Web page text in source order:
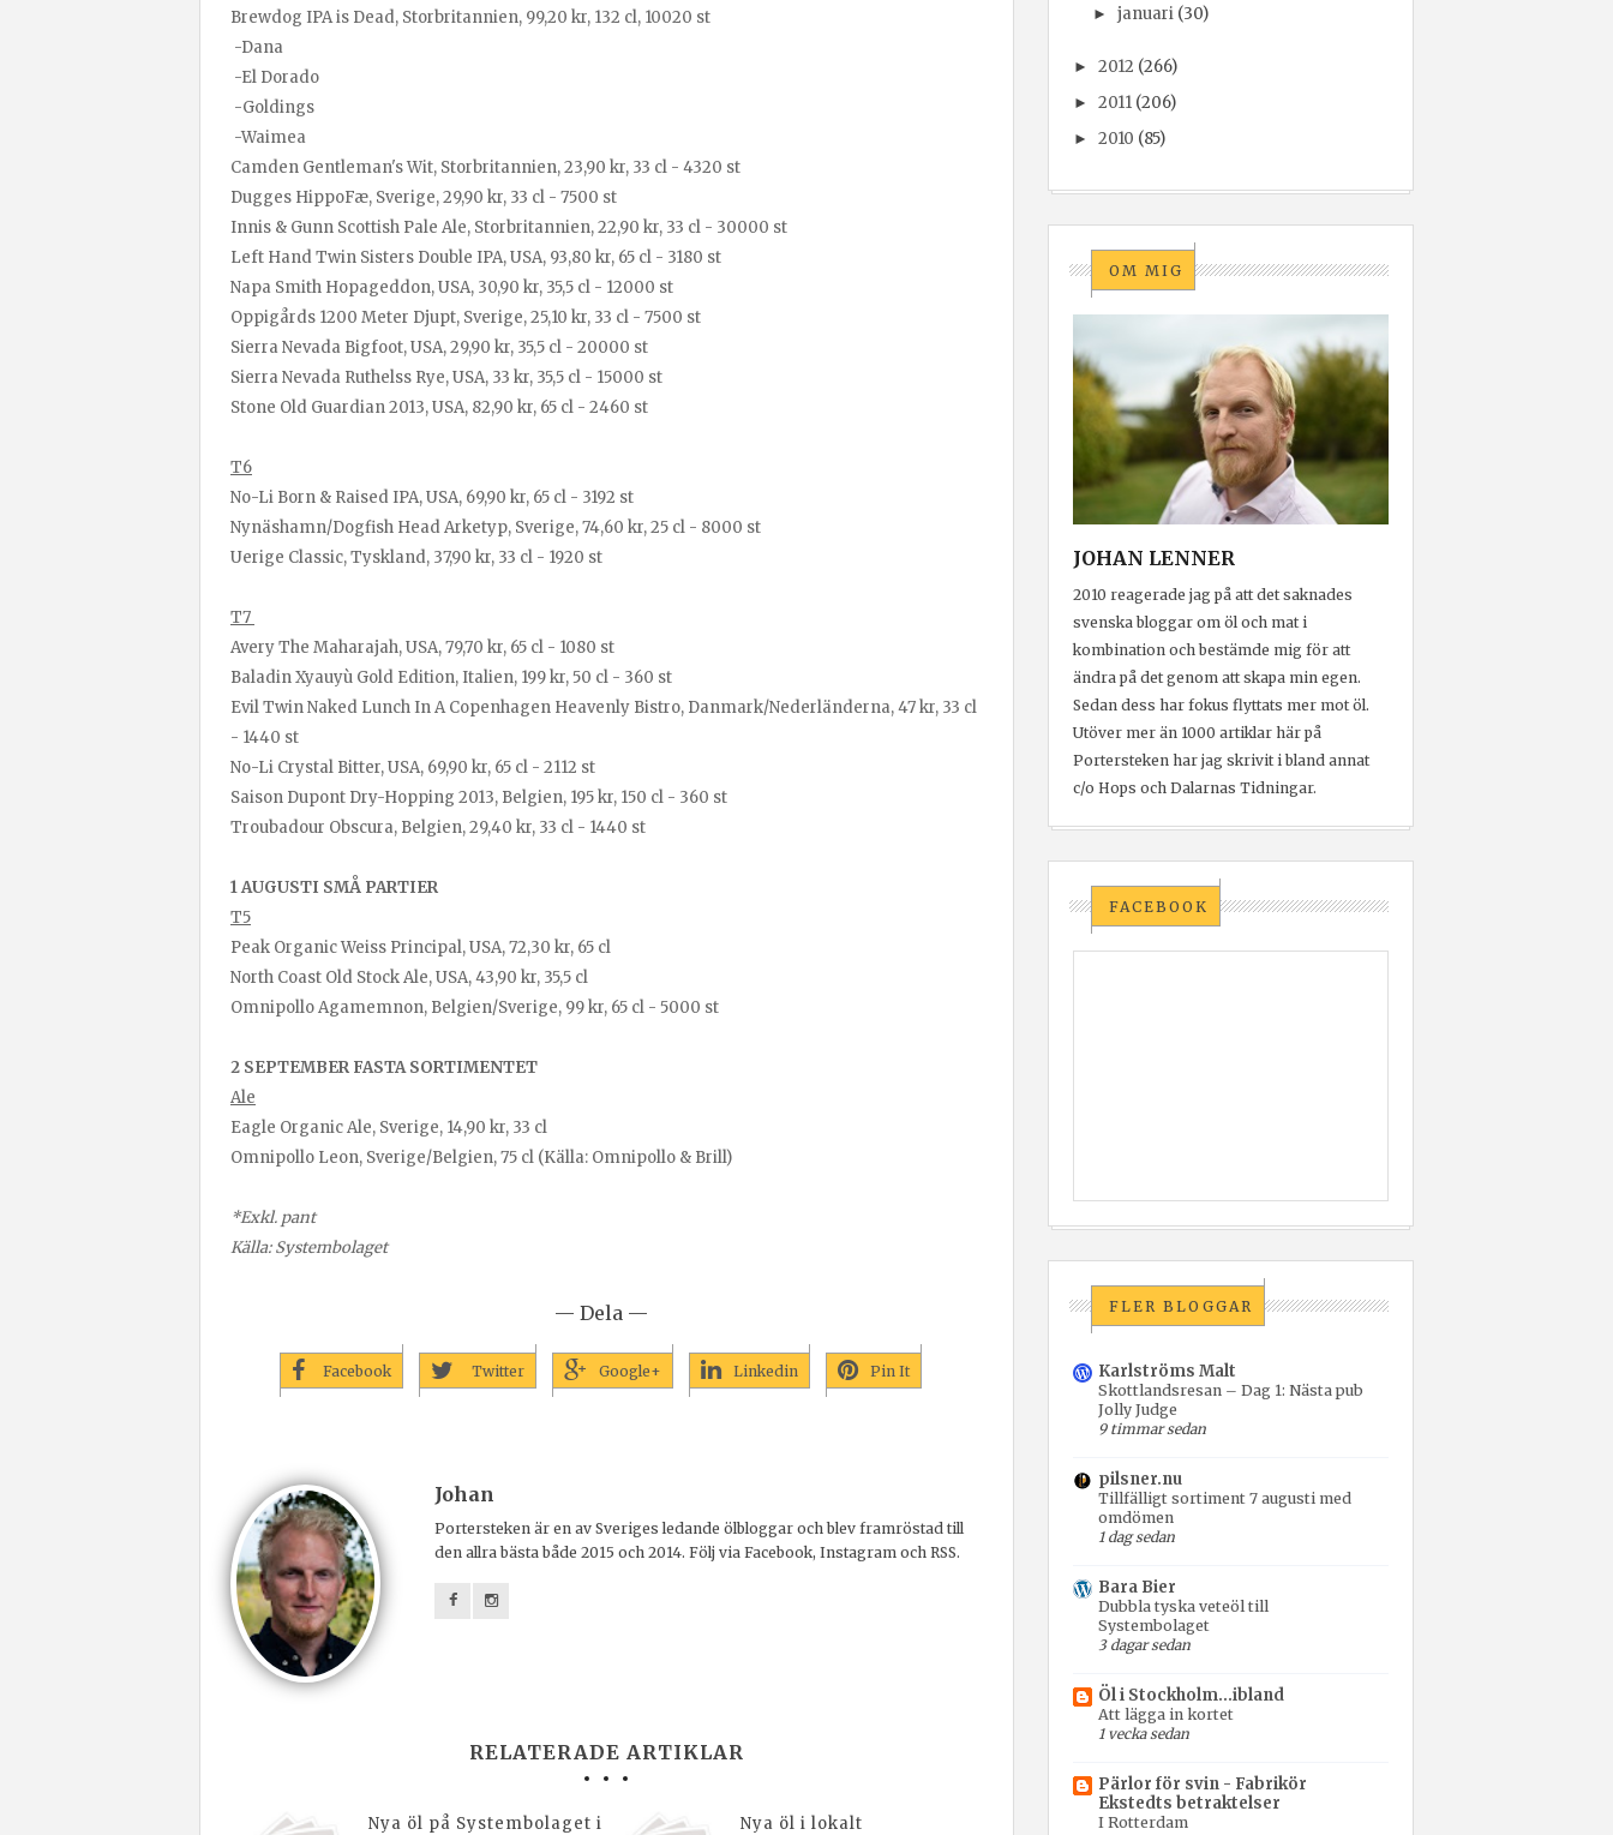
Brewdog IPA is Dead, Storbritannien, 99,20 kr, 132 cl, 10020 st
-Dana
-El Dorado
-Goldings
-Waimea
Camden Gentleman's Wit, Storbritannien, 23,90 kr, 33 cl - 4320 st
Dugges HippoFæ, Sverige, 29,90 kr, 33 cl - 7500 st
Innis & Gunn Scottish Pale Ale, Storbritannien, 22,90 kr, 33 cl - 30000 st
Left Hand Twin Sisters Double IPA, USA, 93,80 kr, 65 cl - 3180 st
Napa Smith Hopageddon, USA, 30,90 kr, 35,5 cl - 12000 st
Oppigårds 1200 Meter Djupt, Sverige, 25,10 kr, 33 cl - 7500 st
Sierra Nevada Bigfoot, USA, 29,90 kr, 35,5 cl - 20000 st
Sierra Nevada Ruthelss Rye, USA, 33 kr, 35,5 cl - 15000 st
Stone Old Guardian 2013, USA, 82,90 kr, 65 cl - 2460 st
T6
No-Li Born & Raised IPA, USA, 69,90 kr, 65 cl - 3192 st
Nynäshamn/Dogfish Head Arketyp, Sverige, 74,60 kr, 25 cl - 8000 st
Uerige Classic, Tyskland, 37,90 kr, 33 cl - 1920 st
T7
Avery The Maharajah, USA, 79,70 kr, 65 cl - 1080 st
Baladin Xyauyù Gold Edition, Italien, 199 kr, 50 cl - 360 st
Evil Twin Naked Lunch In A Copenhagen Heavenly Bistro, Danmark/Nederländerna, 47 kr, 33 cl
- 1440 st
No-Li Crystal Bitter, USA, 69,90 kr, 65 cl - 2112 st
Saison Dupont Dry-Hopping 2013, Belgien, 195 kr, 150 cl - 360 st
Troubadour Obscura, Belgien, 29,40 kr, 33 cl - 1440 st
1 AUGUSTI SMÅ PARTIER
T5
Peak Organic Weiss Principal, USA, 72,30 kr, 65 cl
North Coast Old Stock Ale, USA, 43,90 kr, 35,5 cl
Omnipollo Agamemnon, Belgien/Sverige, 99 kr, 65 cl - 5000 st
2 SEPTEMBER FASTA SORTIMENTET
Ale
Eagle Organic Ale, Sverige, 14,90 kr, 33 cl
Omnipollo Leon, Sverige/Belgien, 75 cl (Källa: Omnipollo & Brill)
*Exkl. pant
Källa: Systembolaget
— Dela —
Facebook Twitter Google+ Linkedin Pin It
Johan
Portersteken är en av Sveriges ledande ölbloggar och blev framröstad till
den allra bästa både 2015 och 2014. Följ via Facebook, Instagram och RSS.
RELATERADE ARTIKLAR
Nya öl på Systembolaget i Nya öl i lokalt
► januari (30)
►2012 (266)
►2011 (206)
►2010 (85)
OM MIG
JOHAN LENNER
2010 reagerade jag på att det saknades
svenska bloggar om öl och mat i
kombination och bestämde mig för att
ändra på det genom att skapa min egen.
Sedan dess har fokus flyttats mer mot öl.
Utöver mer än 1000 artiklar här på
Portersteken har jag skrivit i bland annat
c/o Hops och Dalarnas Tidningar.
FACEBOOK
FLER BLOGGAR
Karlströms Malt
Skottlandsresan – Dag 1: Nästa pub
Jolly Judge
9 timmar sedan
pilsner.nu
Tillfälligt sortiment 7 augusti med
omdömen
1 dag sedan
Bara Bier
Dubbla tyska veteöl till
Systembolaget
3 dagar sedan
Öl i Stockholm...ibland
Att lägga in kortet
1 vecka sedan
Pärlor för svin - Fabrikör
Ekstedts betraktelser
I Rotterdam